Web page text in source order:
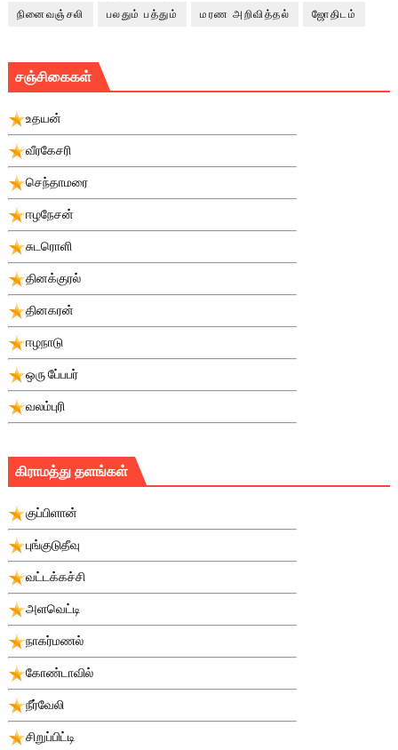
நினைவஞ்சலி பலதும் பத்தும் மரண அறிவித்தல் ஜோதிடம்
சஞ்சிகைகள்
உதயன்
வீரகேசரி
செந்தாமரை
ஈழநேசன்
சுடரொளி
தினக்குரல்
தினகரன்
ஈழநாடு
ஒரு பே்பபர்
வலம்புரி
கிராமத்து தளங்கள்
குப்பிளான்
புங்குடுதீவு
வட்டக்கச்சி
அளவெட்டி
நாகர்மணல்
கோண்டாவில்
நீர்வேலி
சிறுப்பிட்டி